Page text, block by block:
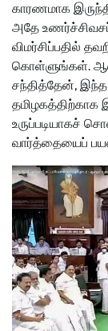
காரணமாக
அதே
விமர்சிப்பதில்
கொள்ளுங்கள்.
சந்தித்தேன், இந்த
உருப்படியாகச்
வார்த்தையைப்